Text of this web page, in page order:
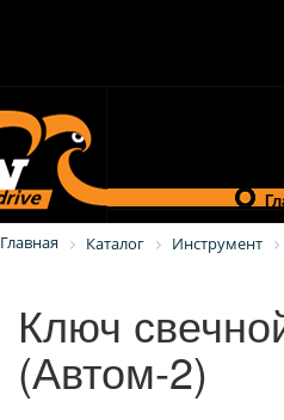
Главная Каталог Инструмент
Ключ
(Автом-2)